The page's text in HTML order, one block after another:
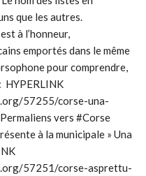
que les autres.
à l’honneur,
emportés dans le même
pour comprendre,
HYPERLINK
57255/corse-una-
vers #Corse
à la municipale » Una
57251/corse-asprettu-